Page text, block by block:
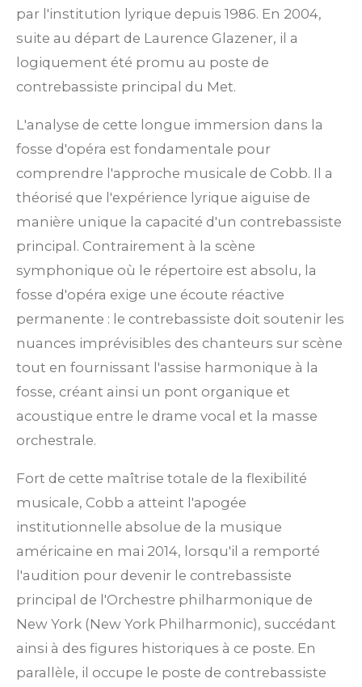
par l'institution lyrique depuis 1986. En 2004,
suite au départ de Laurence Glazener, il a
logiquement été promu au poste de
contrebassiste principal du Met.
L'analyse de cette longue immersion dans la
fosse d'opéra est fondamentale pour
comprendre l'approche musicale de Cobb. Il a
théorisé que l'expérience lyrique aiguise de
manière unique la capacité d'un contrebassiste
principal. Contrairement à la scène
symphonique où le répertoire est absolu, la
fosse d'opéra exige une écoute réactive
permanente : le contrebassiste doit soutenir les
nuances imprévisibles des chanteurs sur scène
tout en fournissant l'assise harmonique à la
fosse, créant ainsi un pont organique et
acoustique entre le drame vocal et la masse
orchestrale.
Fort de cette maîtrise totale de la flexibilité
musicale, Cobb a atteint l'apogée
institutionnelle absolue de la musique
américaine en mai 2014, lorsqu'il a remporté
l'audition pour devenir le contrebassiste
principal de l'Orchestre philharmonique de
New York (New York Philharmonic), succédant
ainsi à des figures historiques à ce poste. En
parallèle, il occupe le poste de contrebassiste